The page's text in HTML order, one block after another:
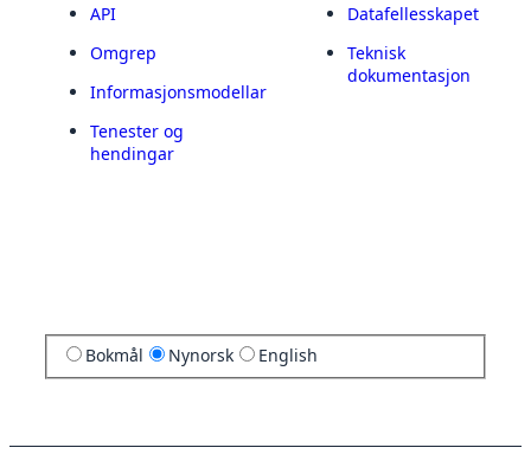
API
Omgrep
Informasjonsmodellar
Tenester og
hendingar
Datafellesskapet
Teknisk
dokumentasjon
Bokmål Nynorsk English